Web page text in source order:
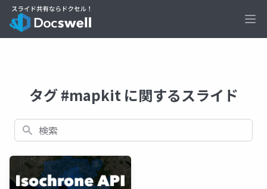
タグ #mapkit に関するスライド
検索